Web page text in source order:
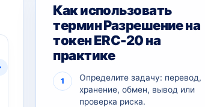
Как использовать
термин Разрешение на
токен ERC-20 на
практике
Определите задачу: перевод,
хранение, обмен, вывод или
проверка риска.